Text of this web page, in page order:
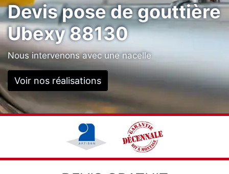
Devis pose de gouttière
Ubexy 88130
Nous intervenons avec une nacelle
Voir nos réalisations